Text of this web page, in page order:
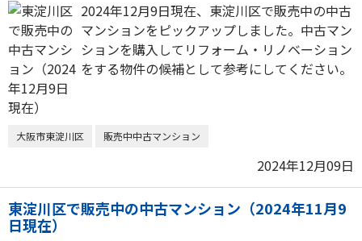
2024年12月9日現在、東淀川区で販売中の中古
マンションをピックアップしました。中古マン
ションを購入してリフォーム・リノベーション
をする物件の候補として参考にしてください。
大阪市東淀川区 販売中中古マンション
2024年12月09日
東淀川区で販売中の中古マンション（2024年11月9
日現在）